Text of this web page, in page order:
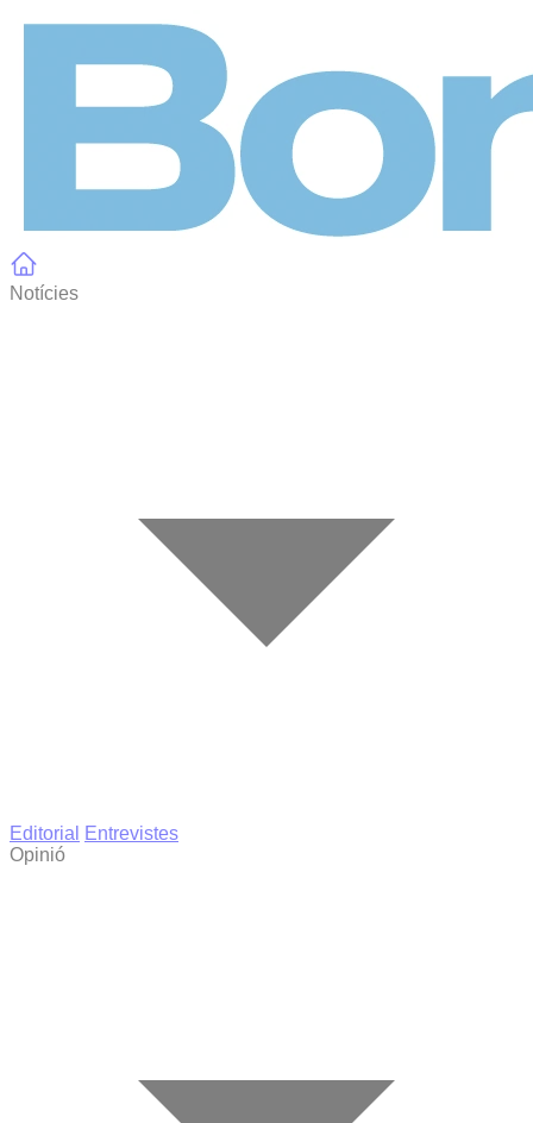
Notícies
Editorial
Entrevistes
Opinió